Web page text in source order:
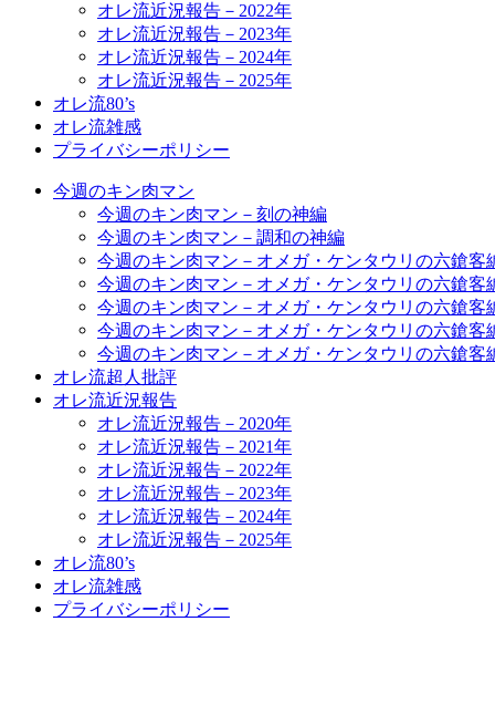
オレ流近況報告－2022年
オレ流近況報告－2023年
オレ流近況報告－2024年
オレ流近況報告－2025年
オレ流80’s
オレ流雑感
プライバシーポリシー
今週のキン肉マン
今週のキン肉マン－刻の神編
今週のキン肉マン－調和の神編
今週のキン肉マン－オメガ・ケンタウリの六鎗
今週のキン肉マン－オメガ・ケンタウリの六鎗
今週のキン肉マン－オメガ・ケンタウリの六鎗
今週のキン肉マン－オメガ・ケンタウリの六鎗
今週のキン肉マン－オメガ・ケンタウリの六鎗
オレ流超人批評
オレ流近況報告
オレ流近況報告－2020年
オレ流近況報告－2021年
オレ流近況報告－2022年
オレ流近況報告－2023年
オレ流近況報告－2024年
オレ流近況報告－2025年
オレ流80’s
オレ流雑感
プライバシーポリシー